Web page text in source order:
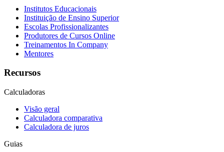
Institutos Educacionais
Instituição de Ensino Superior
Escolas Profissionalizantes
Produtores de Cursos Online
Treinamentos In Company
Mentores
Recursos
Calculadoras
Visão geral
Calculadora comparativa
Calculadora de juros
Guias